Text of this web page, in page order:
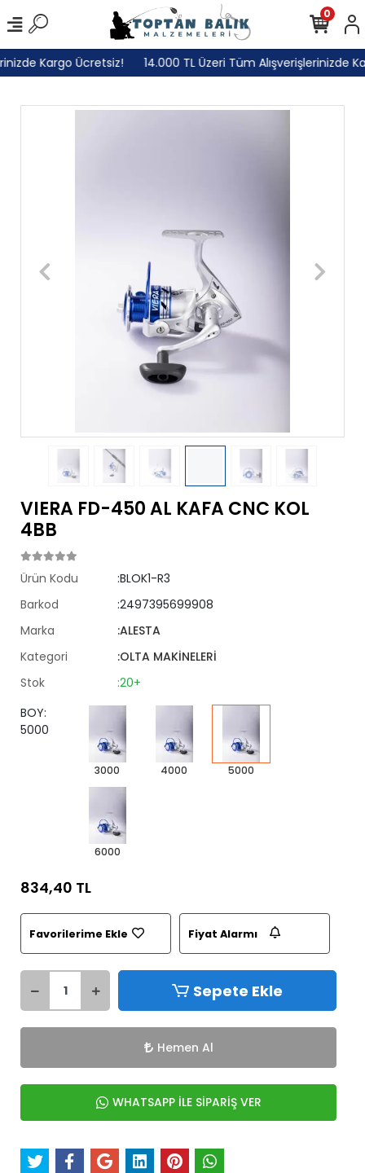
Kargo Ücretsiz! 14.000 TL Üzeri Tüm Alışverişlerinizde
0
VIERA FD-450 AL KAFA CNC KOL
4BB
Ürün Kodu
:BLOK1-R3
Barkod
:2497395699908
Marka
:ALESTA
Kategori
:OLTA MAKİNELERİ
Stok
:20+
BOY:
5000
3000 4000 5000
6000
834,40 TL
Favorilerime Ekle Fiyat Alarmı
Sepete Ekle
Hemen Al
WHATSAPP İLE SİPARİŞ VER